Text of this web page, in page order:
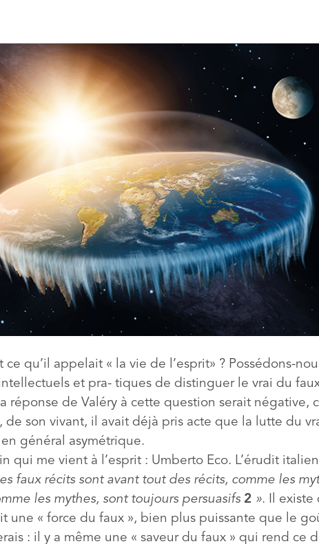
qu’il appelait « la vie de l’esprit» ? Possédons-
et pra- tiques de distinguer le vrai du faux
réponse de Valéry à cette question serait négative,
de son vivant, il avait déjà pris acte que la lutte du
général asymétrique.
qui me vient à l’esprit : Umberto Eco. L’érudit
faux récits sont avant tout des récits, comme les
les mythes, sont toujours persuasifs 2 ». Il existe
une « force du faux », bien plus puissante que le
: il y a même une « saveur du faux » qui rend ce